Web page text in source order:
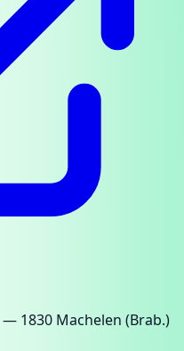
— 1830 Machelen (Brab.)